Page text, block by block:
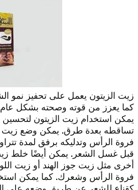
زيت الزيتون يعمل على تحفيز نمو
كما يعزز من قوته وصحته بشكل عام
يمكن استخدام زيت الزيتون لتحسين
تساقطه بعدة طرق. يمكن وضع زيت
قبل غسل الشعر. يمكن أيضًا خلط
أخرى مثل زيت جوز الهند أو زيت
فروة الرأس وشعرك. كما يمكن